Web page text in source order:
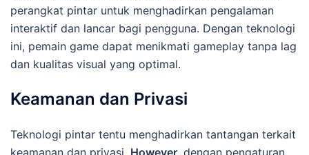
perangkat pintar untuk menghadirkan pengalaman
interaktif dan lancar bagi pengguna. Dengan teknologi
ini, pemain game dapat menikmati gameplay tanpa lag
dan kualitas visual yang optimal.
Keamanan dan Privasi
Teknologi pintar tentu menghadirkan tantangan terkait
keamanan dan privasi. However , dengan pengaturan